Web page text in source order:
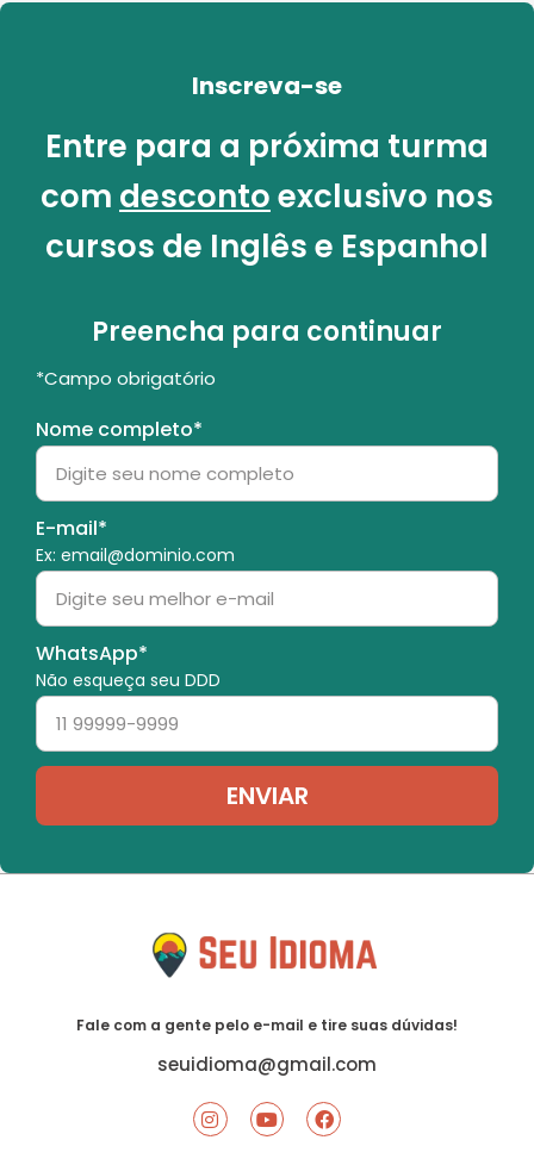
Inscreva-se
Entre para a próxima turma
com descontoexclusivo nos
cursos de Inglês e Espanhol
Preencha para continuar
*Campo obrigatório
Nome completo*
E-mail*
Ex: email@dominio.com
WhatsApp*
Não esqueça seu DDD
ENVIAR
Fale com a gente pelo e-mail e tire suas dúvidas!
seuidioma@gmail.com
I
n
Y
o
F
a